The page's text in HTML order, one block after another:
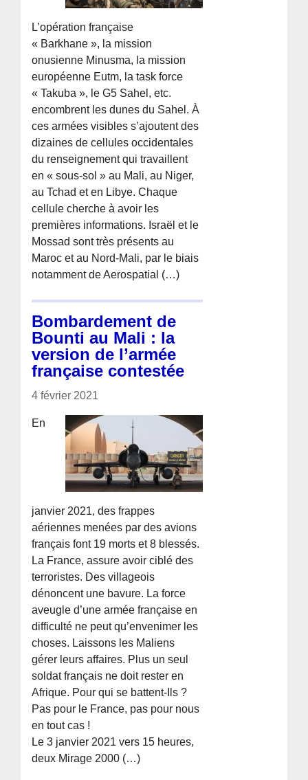
L’opération française
« Barkhane », la mission
onusienne Minusma, la mission
européenne Eutm, la task force
« Takuba », le G5 Sahel, etc.
encombrent les dunes du Sahel. À
ces armées visibles s’ajoutent des
dizaines de cellules occidentales
du renseignement qui travaillent
en « sous-sol » au Mali, au Niger,
au Tchad et en Libye. Chaque
cellule cherche à avoir les
premières informations. Israël et le
Mossad sont très présents au
Maroc et au Nord-Mali, par le biais
notamment de Aerospatial (…)
Bombardement de
Bounti au Mali : la
version de l’armée
française contestée
4 février 2021
En
janvier 2021, des frappes
aériennes menées par des avions
français font 19 morts et 8 blessés.
La France, assure avoir ciblé des
terroristes. Des villageois
dénoncent une bavure. La force
aveugle d’une armée française en
difficulté ne peut qu’envenimer les
choses. Laissons les Maliens
gérer leurs affaires. Plus un seul
soldat français ne doit rester en
Afrique. Pour qui se battent-Ils ?
Pas pour le France, pas pour nous
en tout cas !
Le 3 janvier 2021 vers 15 heures,
deux Mirage 2000 (…)